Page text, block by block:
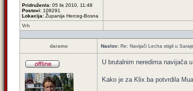
Pridružen/a: 05 lis 2010, 11:48
Postovi: 108291
Lokacija: Županija Herceg-Bosna
Vrh
daramo Naslov: Re: Navijači Lecha stigli u
U brutalnim neredima navijača
Kako je za Klix.ba potvrdila